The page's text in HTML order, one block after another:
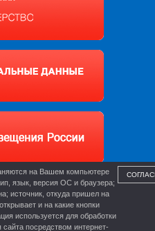
на Вашем компьютере
язык, версия ОС и браузера;
источник, откуда пришел на
и на какие кнопки
используется для обработки
посредством интернет-